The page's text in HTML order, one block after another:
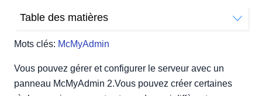
Mots clés: McMyAdmin
Table des matières
Nom du serveur
Message de bienvenue
Mode liste blanche
Vous pouvez gérer et configurer le serveur avec un
panneau McMyAdmin 2.Vous pouvez créer certaines